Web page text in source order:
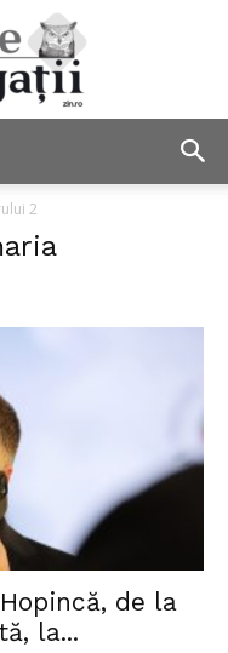
2
de la
la...